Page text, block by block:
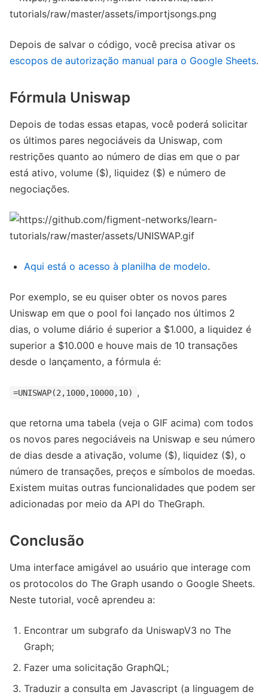
Depois de salvar o código, você precisa ativar os
escopos de autorização manual para o Google Sheets.
Fórmula Uniswap
Depois de todas essas etapas, você poderá solicitar
os últimos pares negociáveis ​​da Uniswap, com
restrições quanto ao número de dias em que o par
está ativo, volume ($), liquidez ($) e número de
negociações.
Aqui está o acesso à planilha de modelo.
Por exemplo, se eu quiser obter os novos pares
Uniswap em que o pool foi lançado nos últimos 2
dias, o volume diário é superior a $1.000, a liquidez é
superior a $10.000 e houve mais de 10 transações
desde o lançamento, a fórmula é:
=UNISWAP(2,1000,10000,10) ,
que retorna uma tabela (veja o GIF acima) com todos
os novos pares negociáveis na Uniswap e seu número
de dias desde a ativação, volume ($), liquidez ($), o
número de transações, preços e símbolos de moedas.
Existem muitas outras funcionalidades que podem ser
adicionadas por meio da API do TheGraph.
Conclusão
Uma interface amigável ao usuário que interage com
os protocolos do The Graph usando o Google Sheets.
Neste tutorial, você aprendeu a:
Encontrar um subgrafo da UniswapV3 no The
Graph;
Fazer uma solicitação GraphQL;
Traduzir a consulta em Javascript (a linguagem de